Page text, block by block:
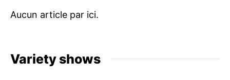
Variety shows